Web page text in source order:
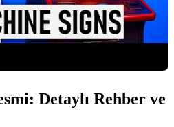
Detaylı Rehber ve